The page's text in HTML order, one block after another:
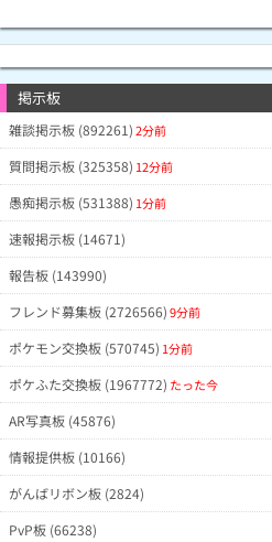
掲示板
雑談掲示板 (892261)2分前
質問掲示板 (325358) 12分前
愚痴掲示板 (531388) 1分前
速報掲示板 (14671)
報告板 (143990)
フレンド募集板 (2726566)9分前
ポケモン交換板 (570745) 1分前
ポケふた交換板 (1967772) たった今
AR写真板 (45876)
情報提供板 (10166)
がんばリボン板 (2824)
PvP板 (66238)